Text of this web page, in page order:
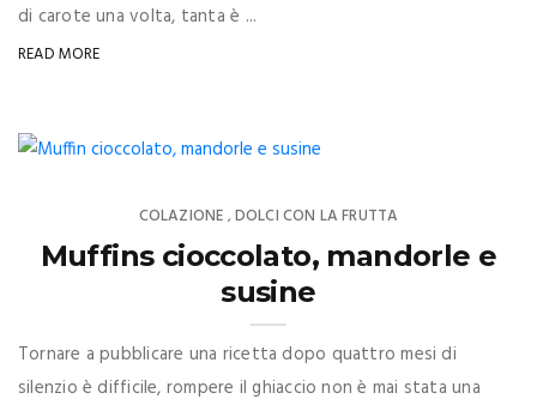
di carote una volta, tanta è ...
READ MORE
COLAZIONE ,DOLCI CON LA FRUTTA
Muffins cioccolato, mandorle e
susine
Tornare a pubblicare una ricetta dopo quattro mesi di
silenzio è difficile, rompere il ghiaccio non è mai stata una